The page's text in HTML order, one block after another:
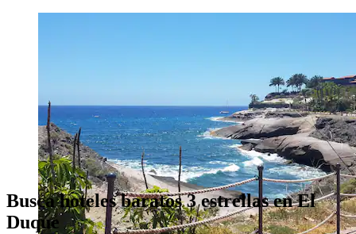
Busca hoteles baratos 3 estrellas en El
Duque